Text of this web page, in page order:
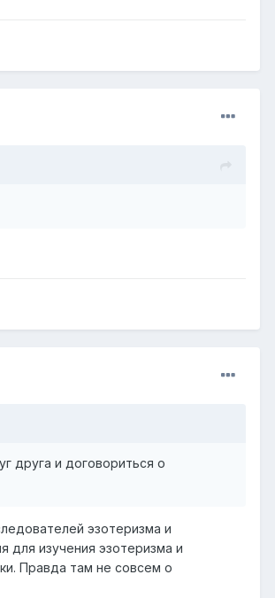
друга и договориться о
эзотеризма и
для изучения эзотеризма и
Правда там не совсем о